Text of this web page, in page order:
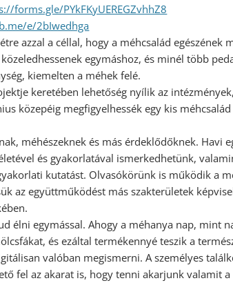
forms.gle/PYkFKyUEREGZvhhZ8
e/2bIwedhga
azzal a céllal, hogy a méhcsalád egészének
egymáshoz, és minél több
kiemelten a méhek felé.
keretében lehetőség nyílik az
közepéig megfigyelhessék egy kis
méhészeknek és más érdeklődőknek. Havi
és gyakorlatával ismerkedhetünk,
kutatást. Olvasókörünk is működik a
az együttműködést más szakterületek
élni egymással. Ahogy a méhanya nap, mint
és ezáltal termékennyé teszik a
valóban megismerni. A személyes
fel az akarat is, hogy tenni akarjunk valamit a